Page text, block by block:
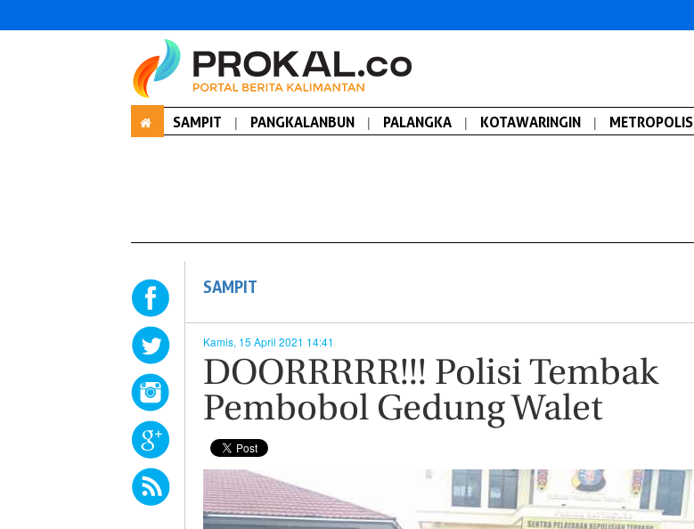
SAMPIT | PANGKALANBUN | PALANGKA | KOTAWARINGIN | METROPOLIS
SAMPIT
Kamis, 15 April 2021 14:41
DOORRRRR!!! Polisi Tembak
Pembobol Gedung Walet